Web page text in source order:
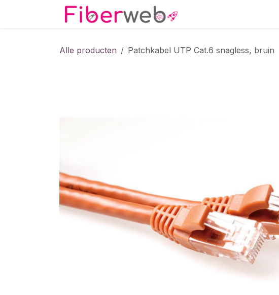
Overslaan naar inhoud
Alle producten Patchkabel UTP Cat.6 snagless, bruin